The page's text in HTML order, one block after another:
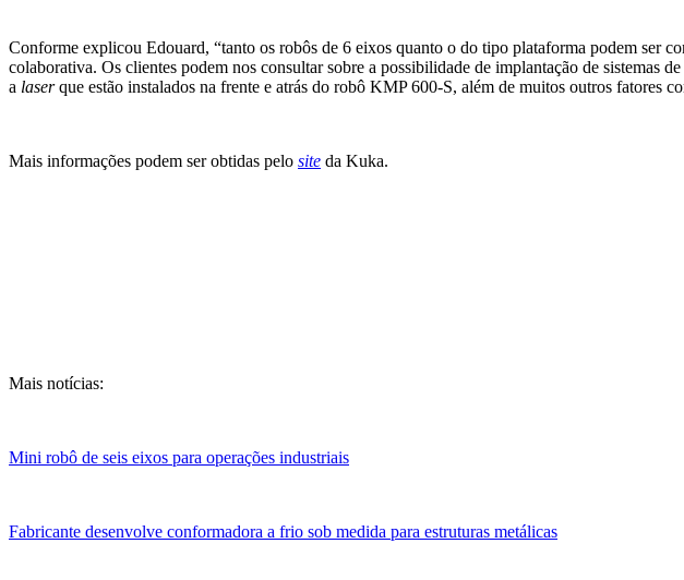
Conforme explicou Edouard, “tanto os robôs de 6 eixos quanto o do tipo plataforma podem ser
colaborativa. Os clientes podem nos consultar sobre a possibilidade de implantação de sistemas
a laserque estão instalados na frente e atrás do robô KMP 600-S, além de muitos outros fatores
Mais informações podem ser obtidas pelo site da Kuka.
Mais notícias:
Mini robô de seis eixos para operações industriais
Fabricante desenvolve conformadora a frio sob medida para estruturas metálicas